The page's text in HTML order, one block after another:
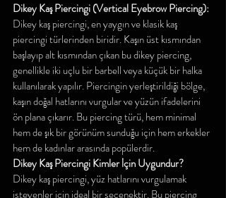
Dikey Kaş Piercingi (Vertical Eyebrow Piercing):
Dikey kaş piercingi, en yaygın ve klasik kaş
piercingi türlerinden biridir. Kaşın üst kısmından
başlayıp alt kısmından çıkan bu dikey piercing,
genellikle iki uçlu bir barbell veya küçük bir halka
kullanılarak yapılır. Piercingin yerleştirildiği bölge,
kaşın doğal hatlarını vurgular ve yüzün ifadelerini
ön plana çıkarır. Bu piercing türü, hem minimal
hem de şık bir görünüm sunduğu için hem erkekler
hem de kadınlar arasında popülerdir.
Dikey Kaş Piercingi Kimler İçin Uygundur?
Dikey kaş piercingi, yüz hatlarını vurgulamak
isteyenler için ideal bir seçenektir. Bu piercing